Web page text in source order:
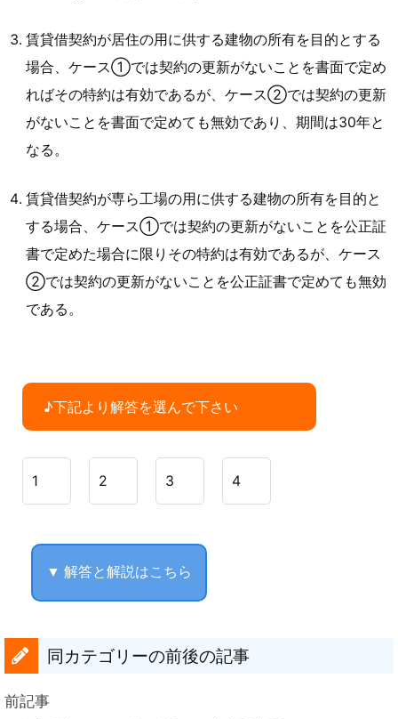
賃貸借契約が居住の用に供する建物の所有を目的とする
場合、ケース①では契約の更新がないことを書面で定め
ればその特約は有効であるが、ケース②では契約の更新
がないことを書面で定めても無効であり、期間は30年と
なる。
賃貸借契約が専ら工場の用に供する建物の所有を目的と
する場合、ケース①では契約の更新がないことを公正証
書で定めた場合に限りその特約は有効であるが、ケース
②では契約の更新がないことを公正証書で定めても無効
である。
♪下記より解答を選んで下さい
1 2 3 4
▼ 解答と解説はこちら
同カテゴリーの前後の記事
前記事